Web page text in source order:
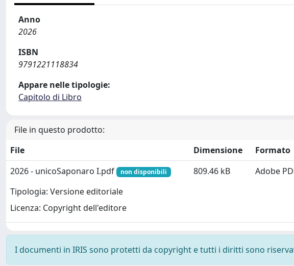
Anno
2026
ISBN
9791221118834
Appare nelle tipologie:
Capitolo di Libro
File in questo prodotto:
File
Dimensione
Formato
2026 - unicoSaponaro I.pdf
non disponibili
Tipologia: Versione editoriale
Licenza: Copyright dell'editore
809.46 kB Adobe
I documenti in IRIS sono protetti da copyright e tutti i diritti sono